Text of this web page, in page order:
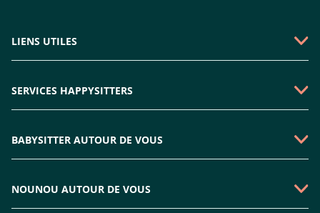
LIENS UTILES
Faire une demande
Rejoindre l'équipe
SERVICES HAPPYSITTERS
Garde enfant mercredi
Nounou à domicile
BABYSITTER AUTOUR DE VOUS
Babysitter Boulogne-billancourt
NOUNOU AUTOUR DE VOUS